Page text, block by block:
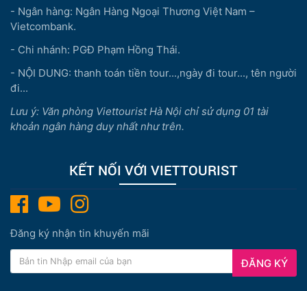
- Ngân hàng: Ngân Hàng Ngoại Thương Việt Nam –
Vietcombank.
- Chi nhánh: PGĐ Phạm Hồng Thái.
- NỘI DUNG: thanh toán tiền tour...,ngày đi tour..., tên người
đi...
Lưu ý: Văn phòng Viettourist Hà Nội chỉ sử dụng 01 tài
khoản ngân hàng duy nhất như trên.
KẾT NỐI VỚI VIETTOURIST
Đăng ký nhận tin khuyến mãi
ĐĂNG KÝ